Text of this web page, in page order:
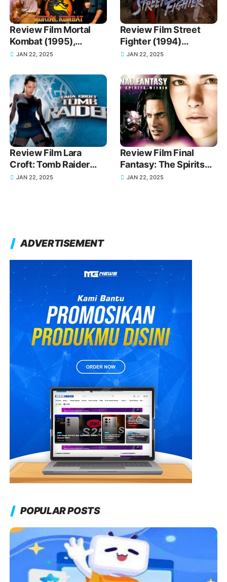
Review Film Mortal
Kombat (1995),
Sinopsis Jalan Cerita
JAN 22, 2025
Review Film Street
Fighter (1994)
Sinopsis dan Jalan
JAN 22, 2025
Review Film Lara
Croft: Tomb Raider
(2001), Sinopsis Jalan
JAN 22, 2025
Review Film Final
Fantasy: The Spirits
Within (2001) Sinopsis
JAN 22, 2025
ADVERTISEMENT
POPULAR POSTS